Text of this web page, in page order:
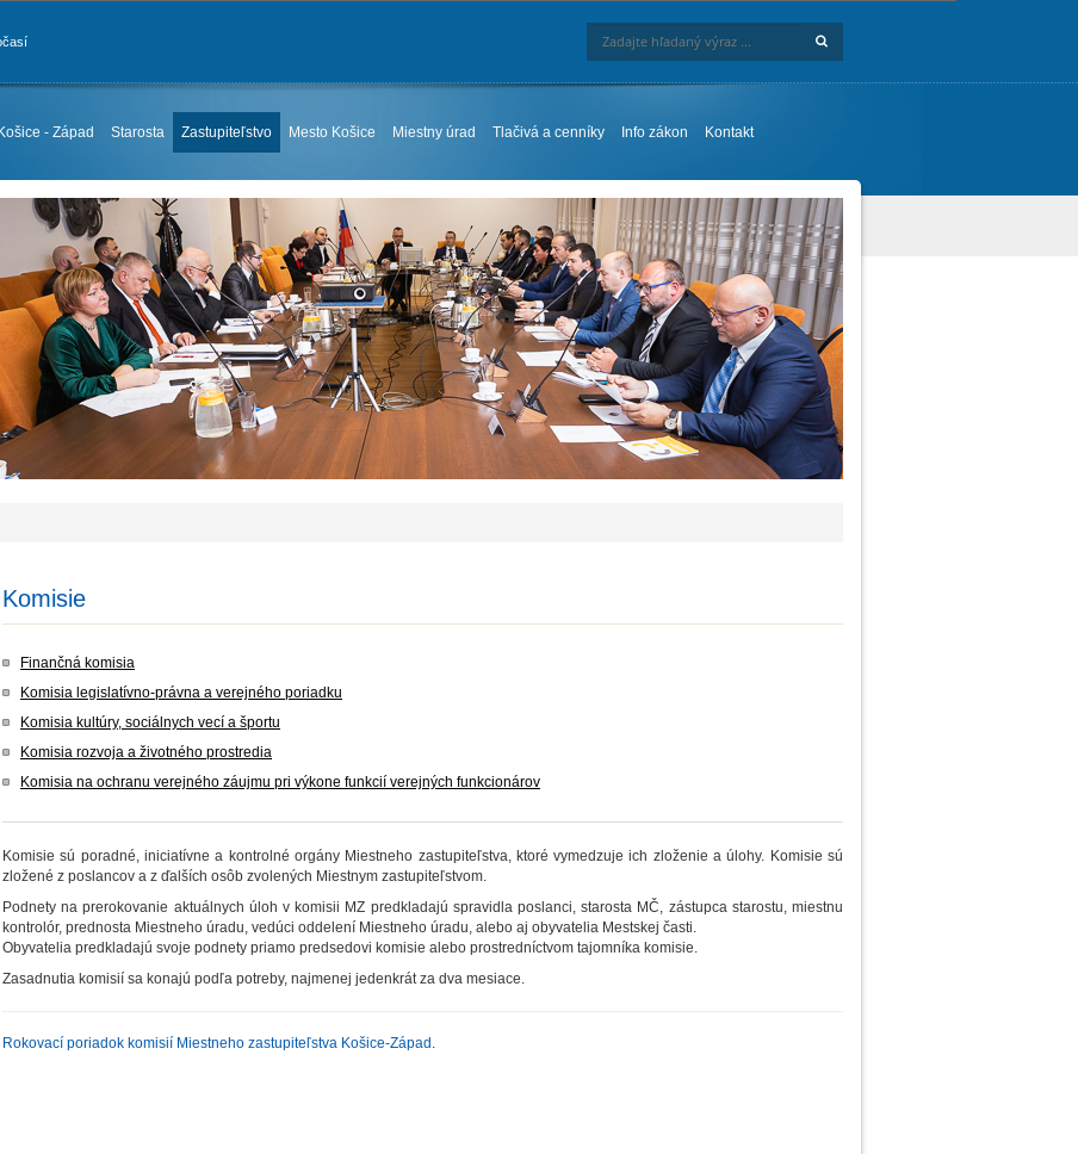
Košice - Západ Starosta Zastupiteľstvo Mesto Košice Miestny úrad Tlačivá a cenníky Info zákon Kontakt
Komisie
Finančná komisia
Komisia legislatívno-právna a verejného poriadku
Komisia kultúry, sociálnych vecí a športu
Komisia rozvoja a životného prostredia
Komisia na ochranu verejného záujmu pri výkone funkcií verejných funkcionárov
Komisie sú poradné, iniciatívne a kontrolné orgány Miestneho zastupiteľstva, ktoré vymedzuje ich zloženie a úlohy. Komisie sú
zložené z poslancov a z ďalších osôb zvolených Miestnym zastupiteľstvom.
Podnety na prerokovanie aktuálnych úloh v komisii MZ predkladajú spravidla poslanci, starosta MČ, zástupca starostu, miestnu
kontrolór, prednosta Miestneho úradu, vedúci oddelení Miestneho úradu, alebo aj obyvatelia Mestskej časti.
Obyvatelia predkladajú svoje podnety priamo predsedovi komisie alebo prostredníctvom tajomníka komisie.
Zasadnutia komisií sa konajú podľa potreby, najmenej jedenkrát za dva mesiace.
Rokovací poriadok komisií Miestneho zastupiteľstva Košice-Západ .